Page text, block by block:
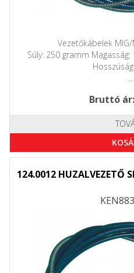
Vezetőkábelek
Súly: 250 gramm
...
Bruttó
124.0012 HUZALVEZETŐ